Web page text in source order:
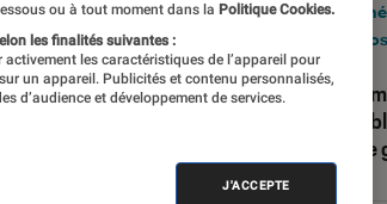
Corsair
et
•
ou à tout moment dans la Politique Cookies.
les finalités suivantes :
les caractéristiques de l’appareil pour
un appareil. Publicités et contenu personnalisés,
d’audience et développement de services.
J'ACCEPTE